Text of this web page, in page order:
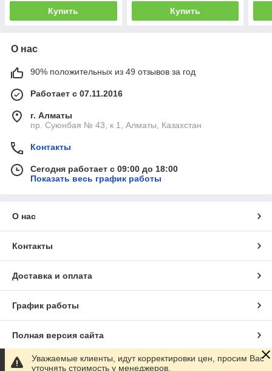
Купить Купить
О нас
90% положительных из 49 отзывов за год
Работает с 07.11.2016
г. Алматы
пр. Суюнбая № 43, к 1, Алматы, Казахстан
Контакты
Сегодня работает с 09:00 до 18:00
Показать весь график работы
О нас
Контакты
Доставка и оплата
График работы
Полная версия сайта
Сайт создан на маркетплейсеSatu.kz
Уважаемые клиенты, идут корректировки цен, просим Вас
уточнять стоимость у менеджеров.